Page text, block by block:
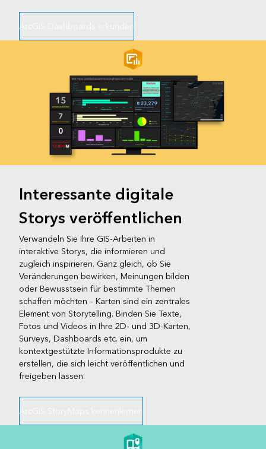
ArcGIS Dashboards erkunden
Interessante digitale
Storys veröffentlichen
Verwandeln Sie Ihre GIS-Arbeiten in
interaktive Storys, die informieren und
zugleich inspirieren. Ganz gleich, ob Sie
Veränderungen bewirken, Meinungen bilden
oder Bewusstsein für bestimmte Themen
schaffen möchten – Karten sind ein zentrales
Element von Storytelling. Binden Sie Texte,
Fotos und Videos in Ihre 2D- und 3D-Karten,
Surveys, Dashboards etc. ein, um
kontextgestützte Informationsprodukte zu
erstellen, die sich leicht veröffentlichen und
freigeben lassen.
ArcGIS StoryMaps kennenlernen